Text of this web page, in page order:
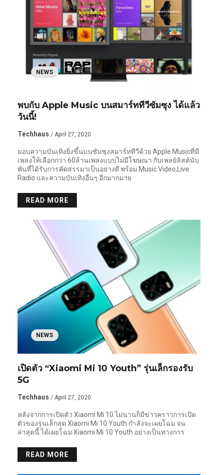
NEWS
พบกับ Apple Music บนสมาร์ททีวีซัมซุง ได้แล้ว
วันนี้!
Techhaus / April 27, 2020
มอบความบันเทิงยิ่งขึ้นบนซัมซุงสมาร์ททีวีด้วย Apple Musicที่มี
เพลงให้เลือกกว่า 60ล้านเพลงแบบไม่มีโฆษณา กับเพลย์ลิสต์นับ
พันที่ได้รับการคัดสรรมาเป็นอย่างดี พร้อม Music Video,Live
Radio และความบันเทิงอื่นๆ อีกมากมาย
READ MORE
NEWS
เปิดตัว “Xiaomi Mi 10 Youth” รุ่นเล็กรองรับ
5G
Techhaus / April 27, 2020
หลังจากการเปิดตัว Xiaomi Mi 10 ไม่นานก็มีข่าวคราวการเปิด
ตัวของรุ่นเล็กสุด Xiaomi Mi 10 Youth กำลังจะเผยโฉม จน
ล่าสุดนี้ ได้เผยโฉม Xiaomi Mi 10 Youth อย่างเป็นทางการ
READ MORE